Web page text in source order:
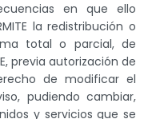
en que ello
la redistribución o
total o parcial, de
previa autorización de
de modificar el
pudiendo cambiar,
y servicios que se